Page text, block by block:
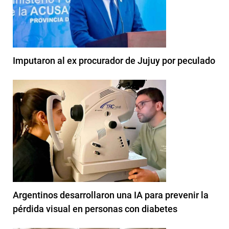
Imputaron al ex procurador de Jujuy por peculado
Argentinos desarrollaron una IA para prevenir la
pérdida visual en personas con diabetes